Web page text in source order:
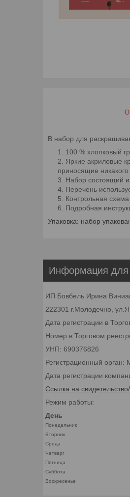
В набор для
100 % хлопковый
Яркие акриловые
приносящие
Набор состоящий
Перечень
Контрольная
Подробная
Упаковка: набор
Информация для
ИП Бовбель Ирина
222301 г.Молодечно,
Дата регистрации в
Номер в Торговом
УНП: 690376826
Регистрационный орган:
Дата регистрации
Ссылка на
Режим работы:
День
Понедельник
Вторник
Среда
Четверг
Пятница
Суббота
Воскресенье